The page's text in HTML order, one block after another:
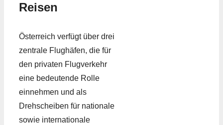
Reisen
Österreich verfügt über drei
zentrale Flughäfen, die für
den privaten Flugverkehr
eine bedeutende Rolle
einnehmen und als
Drehscheiben für nationale
sowie internationale